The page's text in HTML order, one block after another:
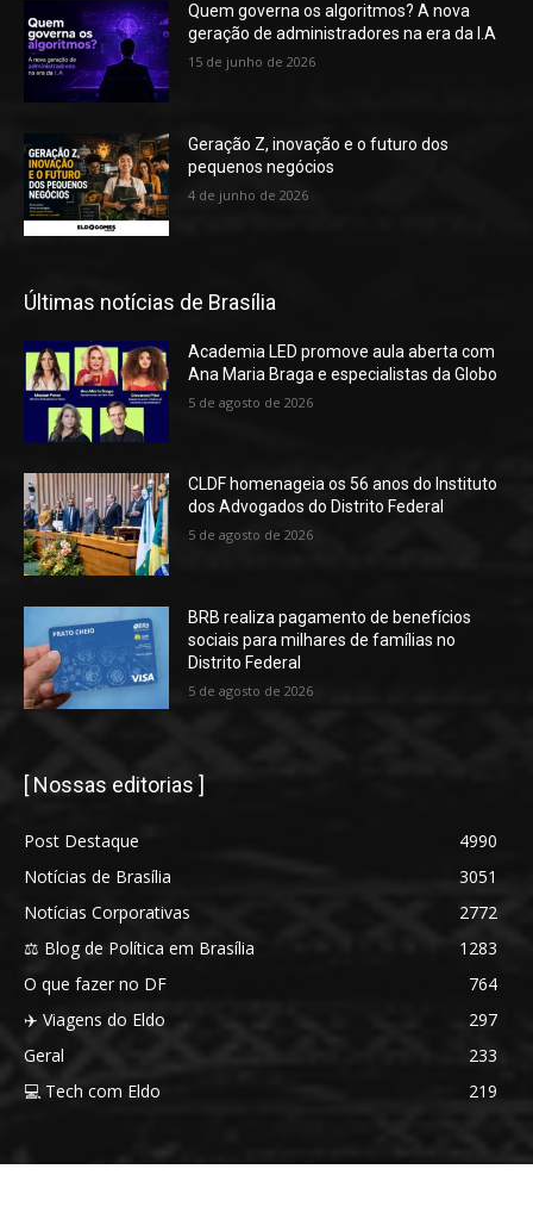
Quem governa os algoritmos? A nova
geração de administradores na era da I.A
15 de junho de 2026
Geração Z, inovação e o futuro dos
pequenos negócios
4 de junho de 2026
Últimas notícias de Brasília
Academia LED promove aula aberta com
Ana Maria Braga e especialistas da Globo
5 de agosto de 2026
CLDF homenageia os 56 anos do Instituto
dos Advogados do Distrito Federal
5 de agosto de 2026
BRB realiza pagamento de benefícios
sociais para milhares de famílias no
Distrito Federal
5 de agosto de 2026
[ Nossas editorias ]
Post Destaque
4990
Notícias de Brasília
3051
Notícias Corporativas
2772
⚖️ Blog de Política em Brasília
1283
O que fazer no DF
764
✈️ Viagens do Eldo
297
Geral
233
💻 Tech com Eldo
219